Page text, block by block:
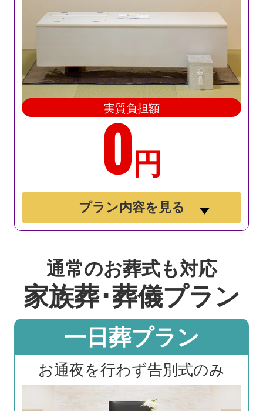
実質負担額
0円
プラン内容を見る
通常のお葬式も対応
家族葬･葬儀プラン
一日葬プラン
お通夜を行わず告別式のみ